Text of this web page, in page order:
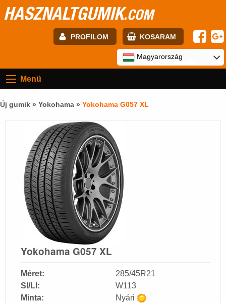
HASZNALTGUMIK.COM
PROFILOM KOSARAM
Jelszó:
Regisztráció
Magyarország
Menü
Új gumik » Yokohama » Yokohama G057 XL
Yokohama G057 XL
Méret:
SI/LI:
Minta:
285/45R21
W113
Nyári